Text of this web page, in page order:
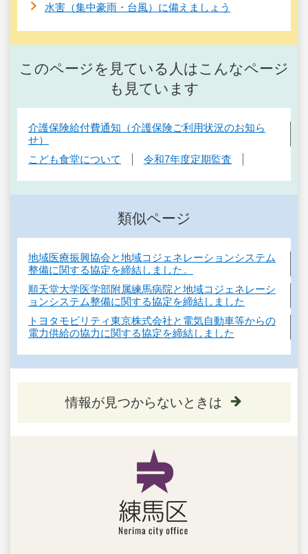
水害（集中豪雨・台風）に備えましょう
このページを見ている人はこんなページ
も見ています
介護保険給付費通知（介護保険ご利用状況のお知ら
せ）
こども食堂について
令和7年度定期監査
類似ページ
地域医療振興協会と地域コジェネレーションシステム
整備に関する協定を締結しました。
順天堂大学医学部附属練馬病院と地域コジェネレーシ
ョンシステム整備に関する協定を締結しました
トヨタモビリティ東京株式会社と電気自動車等からの
電力供給の協力に関する協定を締結しました
情報が見つからないときは